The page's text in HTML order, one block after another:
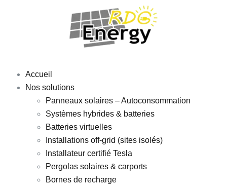
Accueil
Nos solutions
Panneaux solaires – Autoconsommation
Systèmes hybrides & batteries
Batteries virtuelles
Installations off-grid (sites isolés)
Installateur certifié Tesla
Pergolas solaires & carports
Bornes de recharge